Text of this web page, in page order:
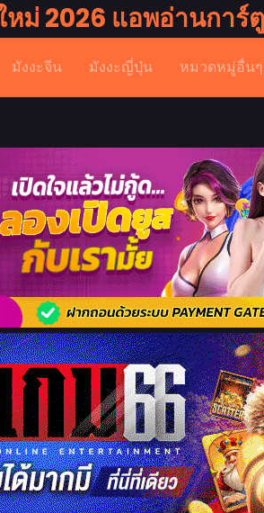
หม่ 2026 แอพอ่านกา
มังงะจีน มังงะญี่ปุ่น หมวดหมู่อื่นๆ